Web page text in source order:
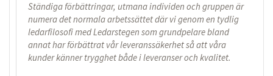
Ständiga förbättringar, utmana individen och gruppen är
numera det normala arbetssättet där vi genom en tydlig
ledarfilosofi med Ledarstegen som grundpelare bland
annat har förbättrat vår leveranssäkerhet så att våra
kunder känner trygghet både i leveranser och kvalitet.